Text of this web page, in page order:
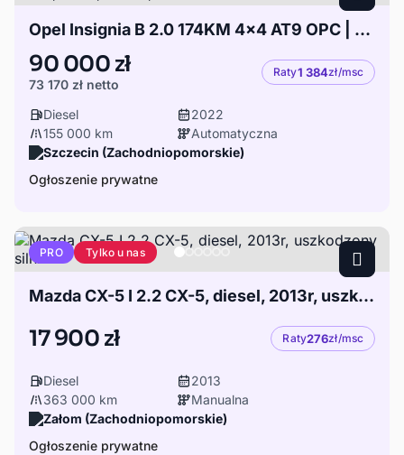
Opel Insignia B 2.0 174KM 4x4 AT9 OPC | MATRIX | HUD | ACC | BOSE | FULL
90 000 zł
73 170 zł netto
Raty1 384zł/msc
Diesel
2022
155 000 km
Automatyczna
Szczecin (Zachodniopomorskie)
Ogłoszenie prywatne
PRO Tylko u nas
Mazda CX-5 I 2.2 CX-5, diesel, 2013r, uszkodzony silnik
17 900 zł Raty276zł/msc
Diesel
2013
363 000 km
Manualna
Załom (Zachodniopomorskie)
Ogłoszenie prywatne